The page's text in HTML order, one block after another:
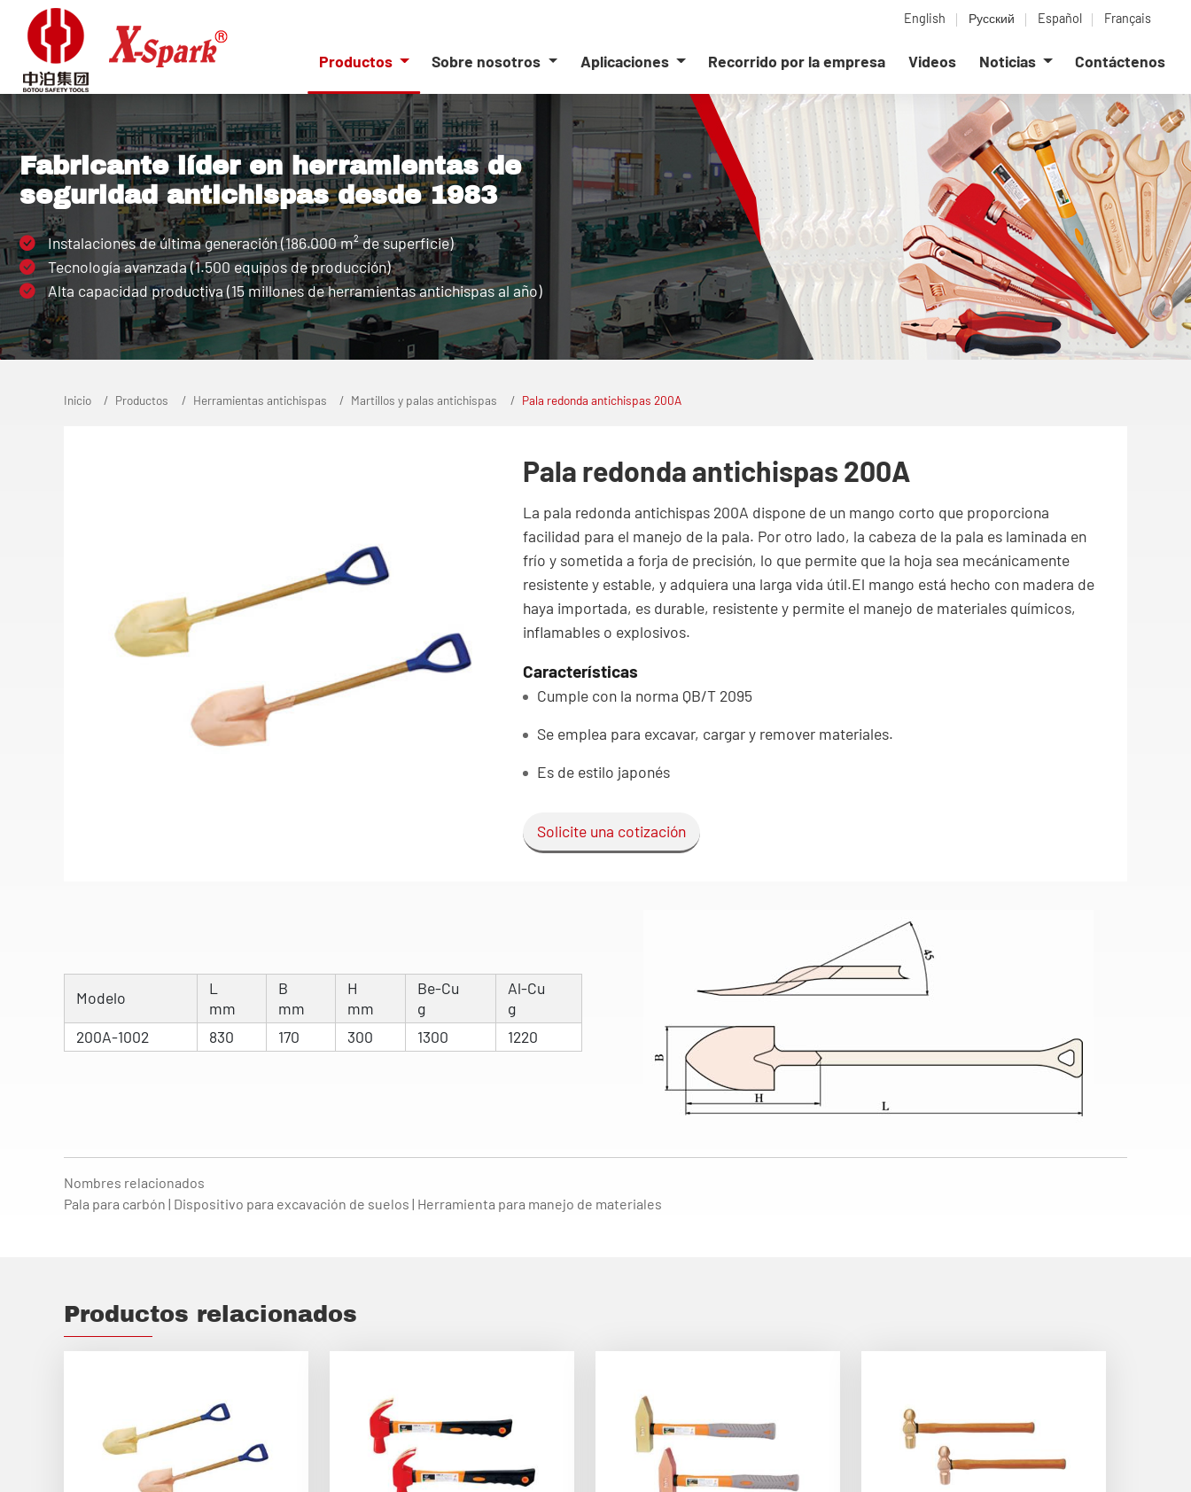
English Русский Español Français
Productos Sobre nosotros Aplicaciones Recorrido por la empresa Videos Noticias Contáctenos
Fabricante líder en herramientas de
seguridad antichispas desde 1983
Instalaciones de última generación (186.000 m² de superficie)
Tecnología avanzada (1.500 equipos de producción)
Alta capacidad productiva (15 millones de herramientas antichispas al año)
Inicio Productos Herramientas antichispas Martillos y palas antichispas Pala redonda antichispas 200A
Pala redonda antichispas 200A
La pala redonda antichispas 200A dispone de un mango corto que proporciona
facilidad para el manejo de la pala. Por otro lado, la cabeza de la pala es laminada en
frío y sometida a forja de precisión, lo que permite que la hoja sea mecánicamente
resistente y estable, y adquiera una larga vida útil.El mango está hecho con madera de
haya importada, es durable, resistente y permite el manejo de materiales químicos,
inflamables o explosivos.
Características
Cumple con la norma QB/T 2095
Se emplea para excavar, cargar y remover materiales.
Es de estilo japonés
Solicite una cotización
Modelo
L
mm
B
mm
H
mm
Be-Cu
g
Al-Cu
g
200A-1002
830 170 300 1300 1220
Nombres relacionados
Pala para carbón | Dispositivo para excavación de suelos | Herramienta para manejo de materiales
Productos relacionados